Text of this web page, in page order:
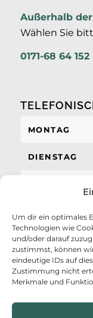
Um dir ein optimales
Technologien wie
und/oder darauf
zustimmst, können
eindeutige IDs auf
Zustimmung nicht
Merkmale und
Außerhalb der
Wählen Sie
0171-68 64 152
MONTAG
DIENSTAG
FREITAG